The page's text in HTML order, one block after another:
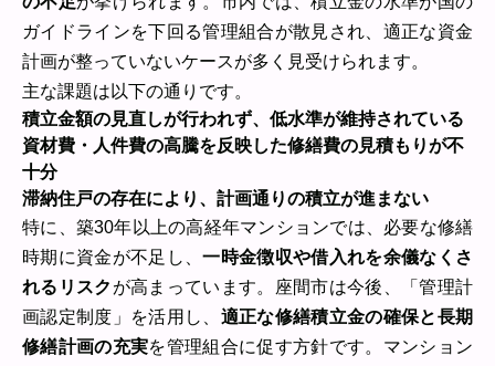
ガイドラインを下回る管理組合が散見され、適正な資金
計画が整っていないケースが多く見受けられます。
主な課題は以下の通りです。
積立金額の見直しが行われず、低水準が維持されている
資材費・人件費の高騰を反映した修繕費の見積もりが不
十分
滞納住戸の存在により、計画通りの積立が進まない
特に、築30年以上の高経年マンションでは、必要な修繕
時期に資金が不足し、一時金徴収や借入れを余儀なくさ
れるリスク が高まっています。座間市は今後、「管理計
画認定制度」を活用し、 適正な修繕積立金の確保と長期
修繕計画の充実を管理組合に促す方針です。マンション